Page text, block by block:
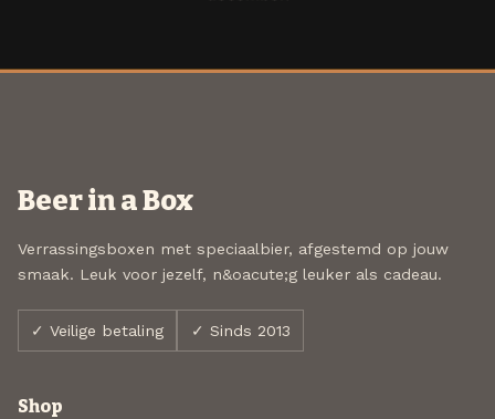
Beer in a Box
Verrassingsboxen met speciaalbier, afgestemd op jouw
smaak. Leuk voor jezelf, n&oacute;g leuker als cadeau.
✓ Veilige betaling ✓ Sinds 2013
Shop